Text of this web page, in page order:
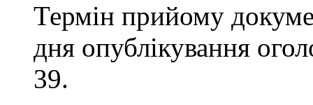
Термін прийому
дня опублікування
39.